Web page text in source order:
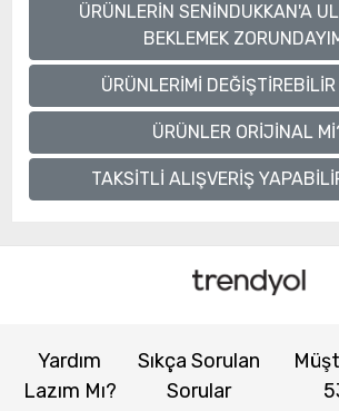
ÜRÜNLERİN SENİNDUKKAN'A
BEKLEMEK
ÜRÜNLERİMİ
ÜRÜNLER ORİJİNAL
TAKSİTLİ ALIŞVERİŞ
Yardım
Lazım Mı?
Sıkça Sorulan
Sorular